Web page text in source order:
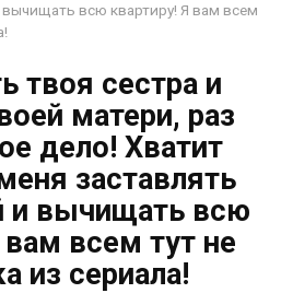
вычищать всю квартиру! Я вам всем
твоя сестра и
матери, раз
дело! Хватит
заставлять
и вычищать всю
вам всем тут не
из сериала!